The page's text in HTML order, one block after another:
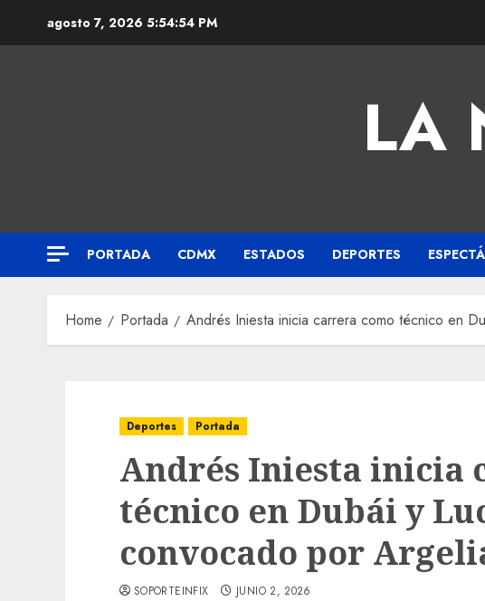
agosto 7, 2026 5:54:55 PM
LA
PORTADA CDMX ESTADOS DEPORTES
Home Portada Andrés Iniesta inicia carrera como técnico en
Deportes Portada
Andrés Iniesta inicia
técnico en Dubái y
convocado por
SOPORTEINFIX JUNIO 2, 2026